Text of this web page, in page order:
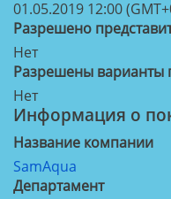
01.05.2019 12:00
Разрешено
Нет
Разрешены варианты
Нет
Информация о
Название компании
SamAqua
Департамент